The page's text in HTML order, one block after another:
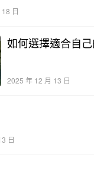
日
如何選擇適合自
2025 年 12 月 13 日
日